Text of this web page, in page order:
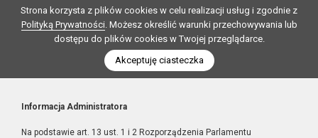
Strona korzysta z plików cookies w celu realizacji usług i zgodnie z
Polityką Prywatności. Możesz określić warunki przechowywania lub
dostępu do plików cookies w Twojej przeglądarce.
Akceptuję ciasteczka
Informacja Administratora
Na podstawie art. 13 ust. 1 i 2 Rozporządzenia Parlamentu